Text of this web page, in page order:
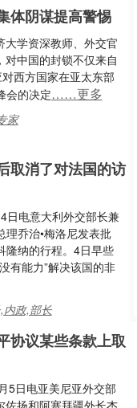
体阴谋提高警惕
学资深教师、外交官
对中国的封锁不仅来自
西方国家在亚太东部
会的决定……更多
家
取消了对法国的访
日电意大利外交部长兼
理乔治•梅洛尼发表批
隆纳的行程。4日早些
有能力”解决该国的非
内政,部长
协议某些条款上取
5日电亚美尼亚外交部
佐扬和阿塞拜疆外长杰